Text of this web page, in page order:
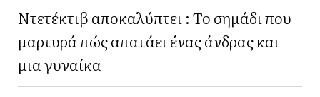
Ντετέκτιβ αποκαλύπτει : Το σημάδι που
μαρτυρά πώς απατάει ένας άνδρας και
μια γυναίκα